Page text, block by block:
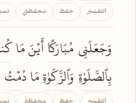
التفسير حفظ محفظتي
وَجَعَلَنِي مُبَارَكًاأَيۡنَ مَا
بِٱلصَّلَوٰةِ وَٱلزَّكَوٰةِمَادُمۡتُ